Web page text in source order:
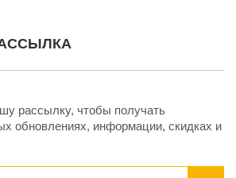
рассылку, чтобы получать
обновлениях, информации, скидках и